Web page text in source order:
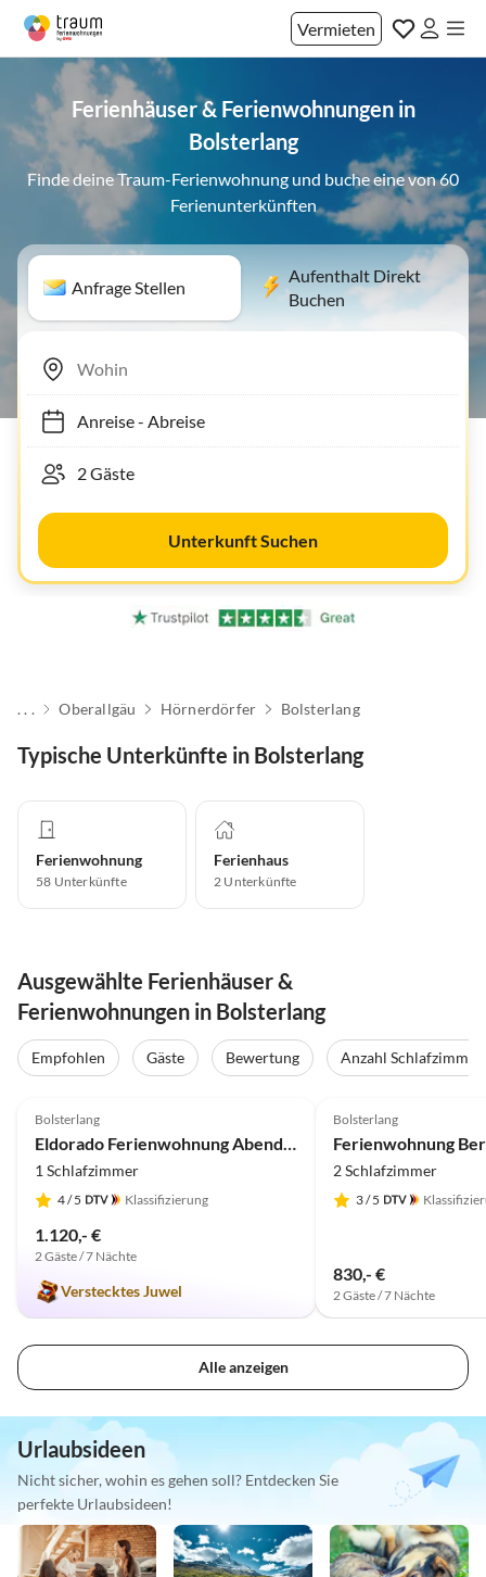
Vermieten
Ferienhäuser & Ferienwohnungen in
Bolsterlang
Finde deine Traum-Ferienwohnung und buche eine von 60
Ferienunterkünften
Anfrage Stellen
Aufenthalt Direkt
Buchen
Anreise- Abreise
Unterkunft Suchen
. . . Oberallgäu Hörnerdörfer Bolsterlang
Typische Unterkünfte in Bolsterlang
Ferienwohnung
58 Unterkünfte
Ferienhaus
2 Unterkünfte
Ausgewählte Ferienhäuser &
Ferienwohnungen in Bolsterlang
Empfohlen Gäste Bewertung
Anzahl Schlafzimmer
Bolsterlang
1 Schlafzimmer
4/ 5 Klassifizierung
1.120,- €
2 Gäste / 7 Nächte
Verstecktes Juwel
Bolsterlang
2 Schlafzimmer
3/ 5
830,- €
2 Gäste / 7 Nächte
Alle anzeigen
Urlaubsideen
Nicht sicher, wohin es gehen soll? Entdecken Sie
perfekte Urlaubsideen!